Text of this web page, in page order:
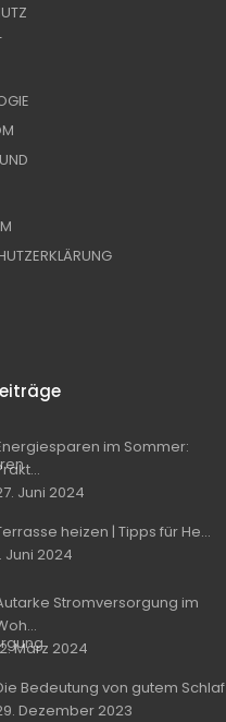
im Sommer:
Juni 2024
heizen | Tipps für He...
Juni 2024
Stromversorgung im
März 2024
Bedeutung von gutem Schlaf
Dezember 2023